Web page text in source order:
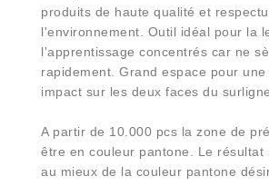
produits de haute qualité et
l'environnement. Outil idéal pour la
l'apprentissage concentrés car ne
rapidement. Grand espace pour
impact sur les deux faces du
A partir de 10.000 pcs la zone de
être en couleur pantone. Le résultat
au mieux de la couleur pantone